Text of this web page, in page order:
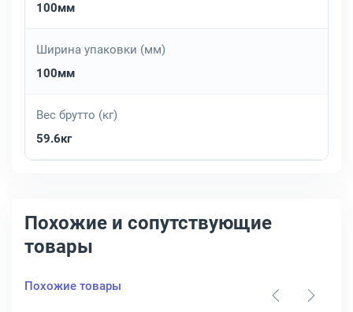
100мм
Ширина упаковки (мм)
100мм
Вес брутто (кг)
59.6кг
Похожие и сопутствующие
товары
Похожие товары